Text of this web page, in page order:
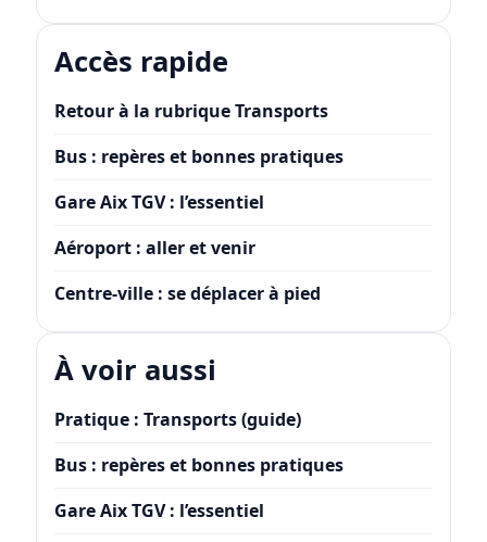
Accès rapide
Retour à la rubrique Transports
Bus : repères et bonnes pratiques
Gare Aix TGV : l’essentiel
Aéroport : aller et venir
Centre-ville : se déplacer à pied
À voir aussi
Pratique : Transports (guide)
Bus : repères et bonnes pratiques
Gare Aix TGV : l’essentiel